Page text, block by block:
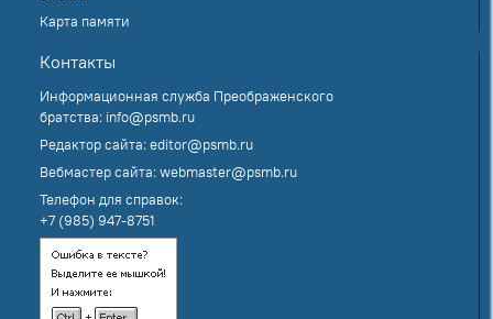
Карта памяти
Контакты
Информационная служба Преображенского
братства: info@psmb.ru
Редактор сайта:editor@psmb.ru
Вебмастер сайта:webmaster@psmb.ru
Телефон для справок:
+7 (985) 947-8751